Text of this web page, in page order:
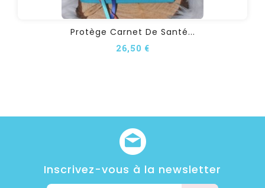
Protège Carnet De Santé...
26,50 €
Inscrivez-vous à la newsletter